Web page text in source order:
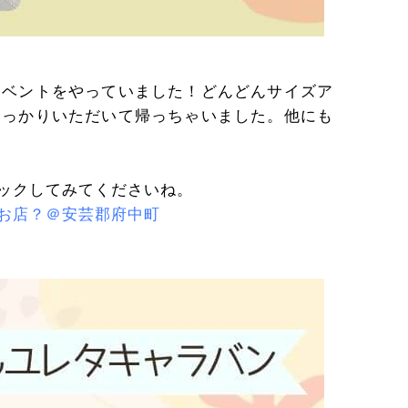
ントをやっていました！どんどんサイズア
かりいただいて帰っちゃいました。他にも
してみてくださいね。
店？＠安芸郡府中町